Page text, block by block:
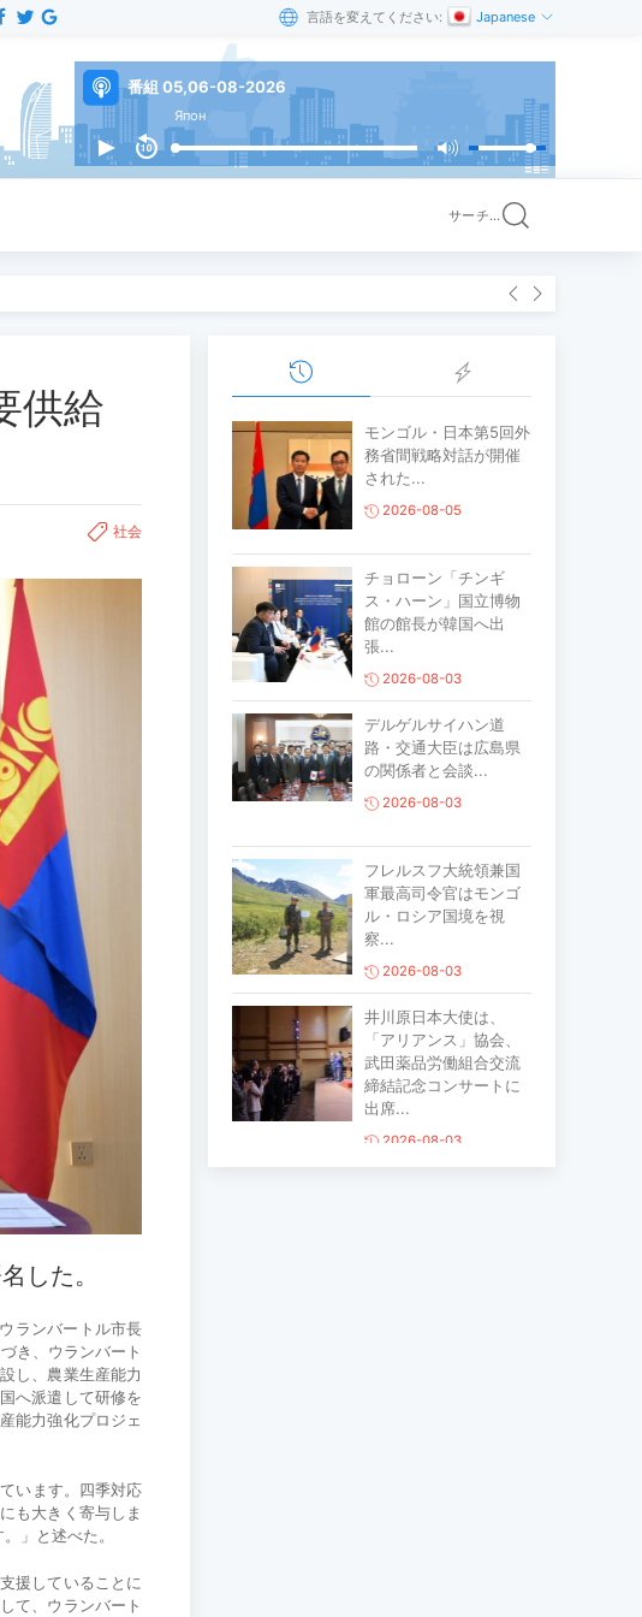
言語を変えてください: Japanese
番組 05,06-08-2026
サーチ...
供給
社会
した。
ランバートル市長
き、ウランバート
し、農業生産能力
へ派遣して研修を
能力強化プロジェ
います。四季対応
も大きく寄与しま
」と述べた。
援していることに
て、ウランバート
モンゴル・日本第5回外
務省間戦略対話が開催
された...
2026-08-05
チョローン「チンギ
ス・ハーン」国立博物
館の館長が韓国へ出
張...
2026-08-03
デルゲルサイハン道
路・交通大臣は広島県
の関係者と会談...
2026-08-03
フレルスフ大統領兼国
軍最高司令官はモンゴ
ル・ロシア国境を視
察...
2026-08-03
井川原日本大使は、
「アリアンス」協会、
武田薬品労働組合交流
締結記念コンサートに
出席...
2026-08-03